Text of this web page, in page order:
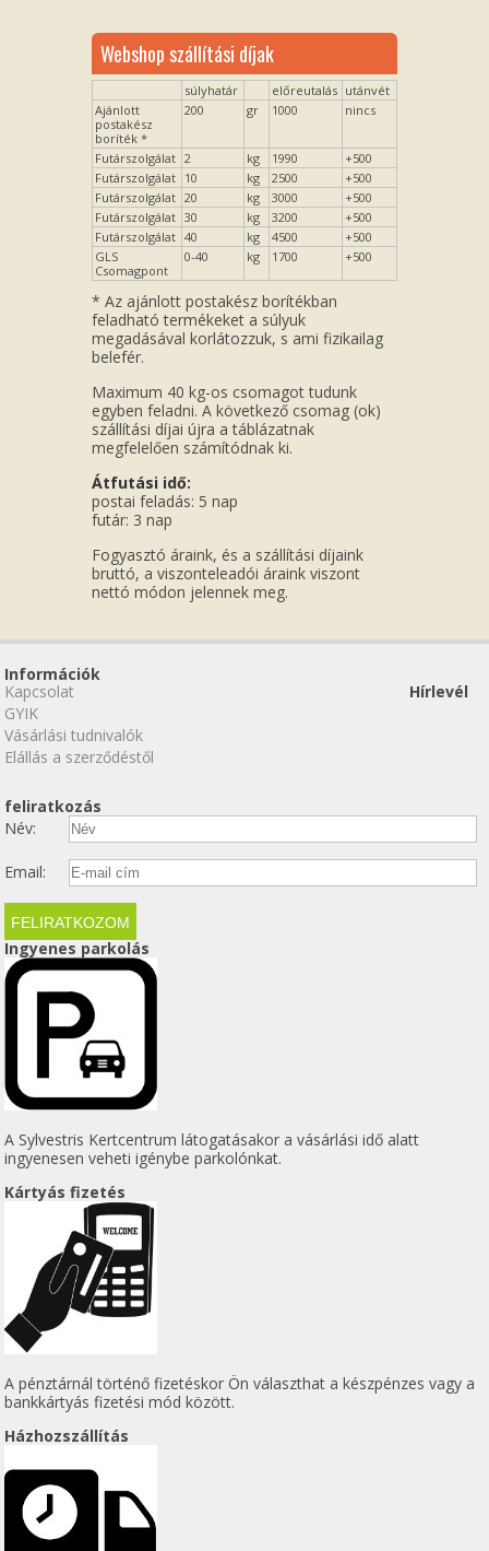
Webshop szállítási díjak
súlyhatár előreutalás utánvét
Ajánlott
postakész
boríték *
200 gr 1000 nincs
Futárszolgálat 2 kg 1990
+500
Futárszolgálat 10 kg 2500
+500
Futárszolgálat 20 kg 3000
+500
Futárszolgálat 30 kg 3200
+500
Futárszolgálat 40 kg 4500
+500
GLS
Csomagpont
0-40 kg 1700 +500
* Az ajánlott postakész borítékban
feladható termékeket a súlyuk
megadásával korlátozzuk, s ami fizikailag
belefér.
Maximum 40 kg-os csomagot tudunk
egyben feladni. A következő csomag (ok)
szállítási díjai újra a táblázatnak
megfelelően számítódnak ki.
Átfutási idő:
postai feladás: 5 nap
futár: 3 nap
Fogyasztó áraink, és a szállítási díjaink
bruttó, a viszonteleadói áraink viszont
nettó módon jelennek meg.
Információk
Kapcsolat
GYIK
Vásárlási tudnivalók
Elállás a szerződéstől
Hírlevél
feliratkozás
Név:
Email:
Ingyenes parkolás
A Sylvestris Kertcentrum látogatásakor a vásárlási idő alatt
ingyenesen veheti igénybe parkolónkat.
Kártyás fizetés
A pénztárnál történő fizetéskor Ön választhat a készpénzes vagy a
bankkártyás fizetési mód között.
Házhozszállítás